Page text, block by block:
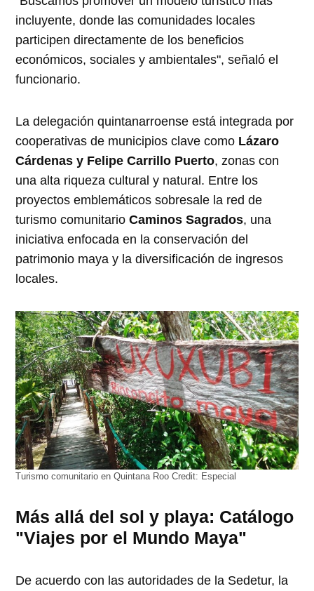
incluyente, donde las comunidades locales
participen directamente de los beneficios
económicos, sociales y ambientales", señaló el
funcionario.
La delegación quintanarroense está integrada por
cooperativas de municipios clave como Lázaro
Cárdenas y Felipe Carrillo Puerto, zonas con
una alta riqueza cultural y natural. Entre los
proyectos emblemáticos sobresale la red de
turismo comunitarioCaminos Sagrados, una
iniciativa enfocada en la conservación del
patrimonio maya y la diversificación de ingresos
locales.
Turismo comunitario en Quintana RooCredit: Especial
Más allá del sol y playa: Catálogo
"Viajes por el Mundo Maya"
De acuerdo con las autoridades de la Sedetur, la